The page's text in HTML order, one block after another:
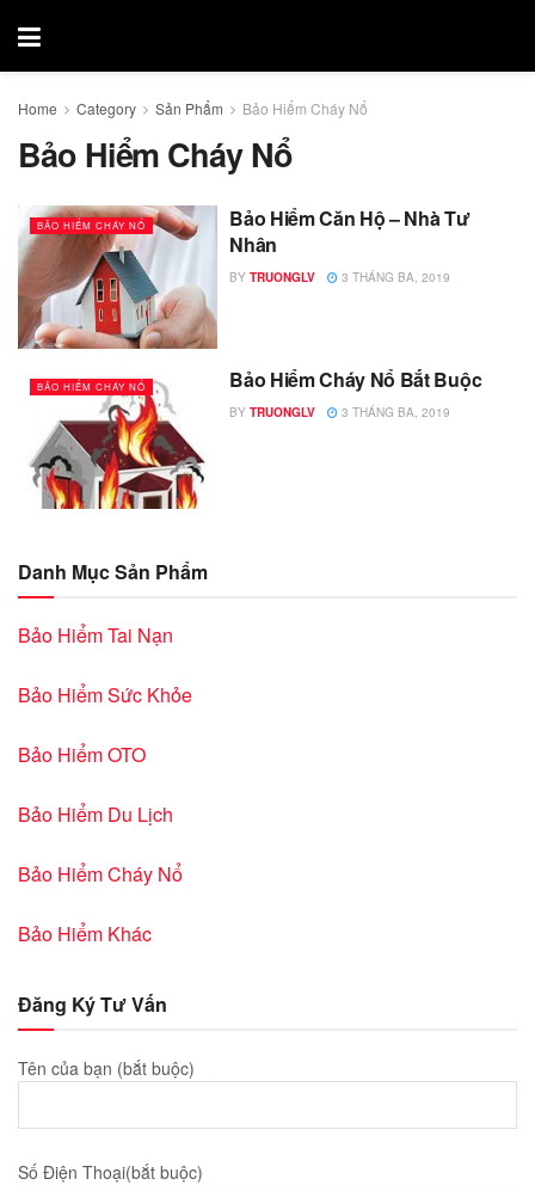
Home Category Sản Phẩm Bảo Hiểm Cháy Nổ
Bảo Hiểm Cháy Nổ
BẢO HIỂM CHÁY NỔ
Bảo Hiểm Căn Hộ – Nhà Tư
Nhân
BY TRUONGLV 3 THÁNG BA, 2019
BẢO HIỂM CHÁY NỔ Bảo Hiểm Cháy Nổ Bắt Buộc
BY TRUONGLV 3 THÁNG BA, 2019
Danh Mục Sản Phẩm
Bảo Hiểm Tai Nạn
Bảo Hiểm Sức Khỏe
Bảo Hiểm OTO
Bảo Hiểm Du Lịch
Bảo Hiểm Cháy Nổ
Bảo Hiểm Khác
Đăng Ký Tư Vấn
Tên của bạn (bắt buộc)
Số Điện Thoại(bắt buộc)